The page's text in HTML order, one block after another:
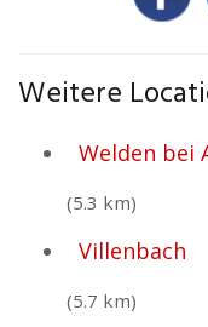
Weitere
Welden bei
(5.3 km)
Villenbach
(5.7 km)